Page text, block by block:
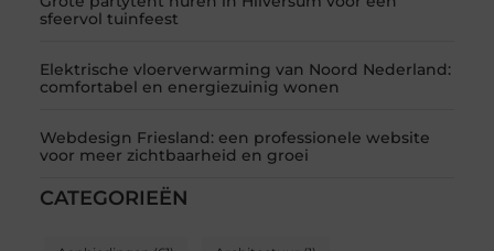
sfeervol tuinfeest
Elektrische vloerverwarming van Noord Nederland:
comfortabel en energiezuinig wonen
Webdesign Friesland: een professionele website
voor meer zichtbaarheid en groei
CATEGORIEËN